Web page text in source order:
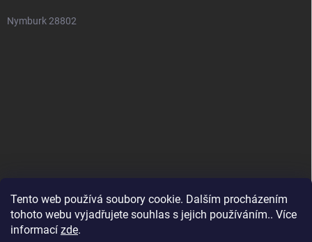
Tento web používá soubory cookie. Dalším procházením
tohoto webu vyjadřujete souhlas s jejich používáním.. Více
informací zde.
Nymburk 28802